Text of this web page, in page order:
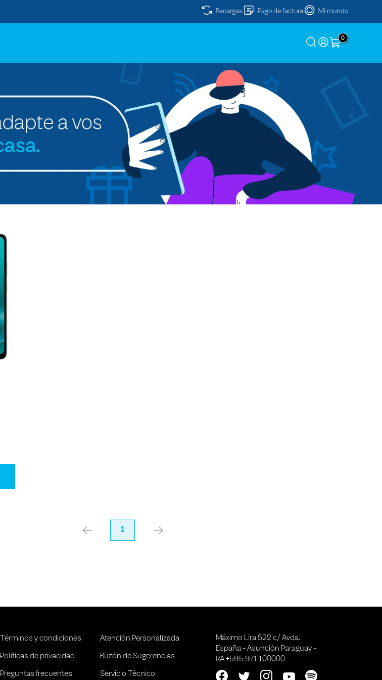
Recargas Pago de factura Mi mundo
0
anterior 1 próximo
Términos y condiciones
Políticas de privacidad
Preguntas frecuentes
Atención Personalizada
Buzón de Sugerencias
Servicio Técnico
Máximo Lira 522 c/ Avda.
España - Asunción Paraguay -
RA +595 971 100000